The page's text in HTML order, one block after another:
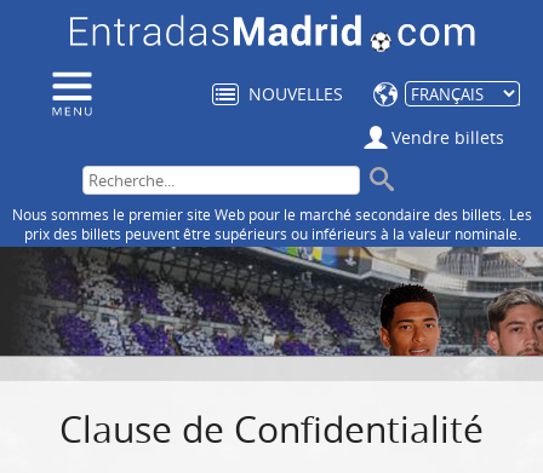
NOUVELLES
Vendre billets
Nous sommes le premier site Web pour le marché secondaire des billets. Les
prix des billets peuvent être supérieurs ou inférieurs à la valeur nominale.
Clause de Confidentialité